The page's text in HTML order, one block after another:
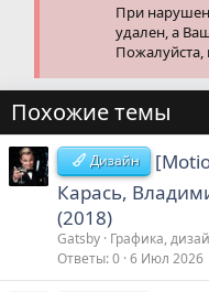
При
удален, а
Пожалуйста,
Похожие темы
Дизайн
Карась,
(2018)
Gatsby Графика,
Ответы 0 6 Июл 2026